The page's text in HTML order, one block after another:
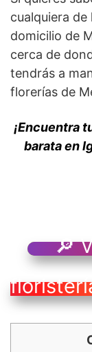
cualquiera
domicilio de
cerca de
tendrás a
florerías de
¡Encuentra
barata en
🔎